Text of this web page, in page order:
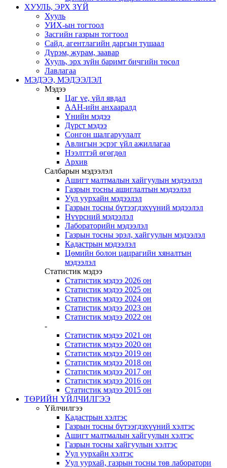
ХУУЛЬ, ЭРХ ЗҮЙ
Хууль
УИХ-ын тогтоол
Засгийн газрын тогтоол
Сайд, агентлагийн даргын тушаал
Дүрэм, журам, заавар
Хууль, эрх зүйн баримт бичгийн төсөл
Лавлагаа
МЭДЭЭ, МЭДЭЭЛЭЛ
Мэдээ
Цаг үе, үйл явдал
ААН-ийн анхааралд
Үнийн мэдээ
Дүрст мэдээ
Сонгон шалгаруулалт
Авлигын эсрэг үйл ажиллагаа
Нээлттэй өгөгдөл
Архив
Салбарын мэдээлэл
Ашигт малтмалын хайгуулын мэдээлэл
Газрын тосны ашиглалтын мэдээлэл
Уул уурхайн мэдээлэл
Газрын тосны бүтээгдэхүүний мэдээлэл
Нүүрсний мэдээлэл
Лабораторийн мэдээлэл
Газрын тосны эрэл, хайгуулын мэдээлэл
Кадастрын мэдээлэл
Цөмийн болон цацрагийн хяналтын
мэдээлэл
Статистик мэдээ
Статистик мэдээ 2026 он
Статистик мэдээ 2025 он
Статистик мэдээ 2024 он
Статистик мэдээ 2023 он
Статистик мэдээ 2022 он
-
Статистик мэдээ 2021 он
Статистик мэдээ 2020 он
Статистик мэдээ 2019 он
Статистик мэдээ 2018 он
Статистик мэдээ 2017 он
Статистик мэдээ 2016 он
Статистик мэдээ 2015 он
ТӨРИЙН ҮЙЛЧИЛГЭЭ
Үйлчилгээ
Кадастрын хэлтэс
Газрын тосны бүтээгдэхүүний хэлтэс
Ашигт малтмалын хайгуулын хэлтэс
Газрын тосны хайгуулын хэлтэс
Уул уурхайн хэлтэс
Уул уурхай, газрын тосны төв лаборатори